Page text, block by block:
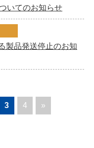
いてのお知らせ
製品発送停止のお知
3 4 »